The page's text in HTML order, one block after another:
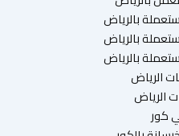
بالرياض
بالرياض
بالرياض
الرياض
الرياض
كور